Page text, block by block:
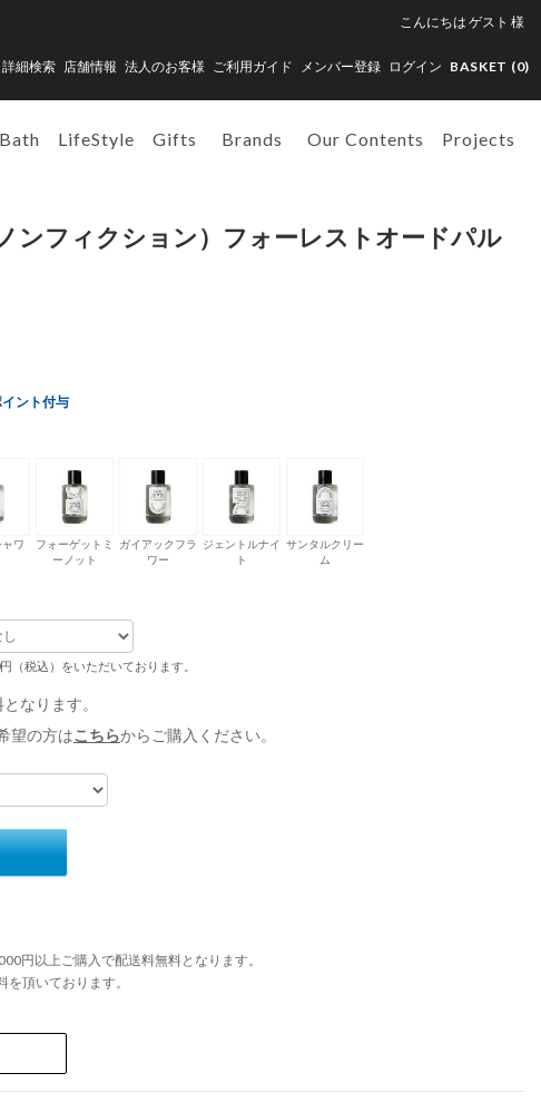
こんにちは ゲスト 様
詳細検索 店舗情報 法人のお客様 ご利用ガイド メンバー登録 ログイン BASKET (0)
Bath LifeStyle Gifts Brands Our Contents Projects
ンフィクション）フォーレストオードパル
ント付与
ワ
フォーゲットミ
ーノット
ガイアックフラ
ワー
ジェントルナイ
ト
サンタルクリー
ム
（税込）をいただいております。
なります。
望の方はこちらからご購入ください。
円以上ご購入で配送料無料となります。
頂いております。